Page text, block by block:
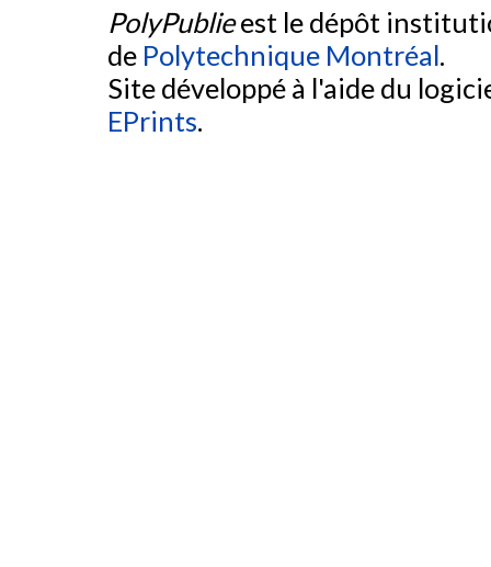
PolyPublieest le dépôt
de Polytechnique Montréal.
Site développé à l'aide du
EPrints.